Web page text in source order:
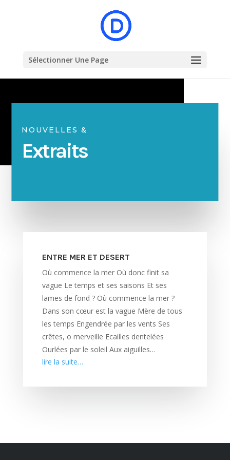
Sélectionner Une Page
NOUVELLES &
Extraits
ENTRE MER ET DESERT
Où commence la mer Où donc finit sa
vague Le temps et ses saisons Et ses
lames de fond ? Où commence la mer ?
Dans son cœur est la vague Mère de tous
les temps Engendrée par les vents Ses
crêtes, o merveille Ecailles dentelées
Ourlées par le soleil Aux aiguilles…
lire la suite…